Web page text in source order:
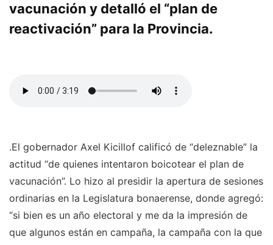
vacunación y detalló el “plan de
reactivación” para la Provincia.
.El gobernador Axel Kicillof calificó de “deleznable” la
actitud “de quienes intentaron boicotear el plan de
vacunación”. Lo hizo al presidir la apertura de sesiones
ordinarias en la Legislatura bonaerense, donde agregó:
“si bien es un año electoral y me da la impresión de
que algunos están en campaña, la campaña con la que